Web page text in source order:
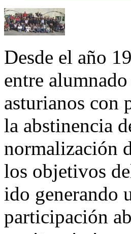
Desde el año
entre
asturianos con
la abstinencia
normalización
los objetivos
ido generando
participación